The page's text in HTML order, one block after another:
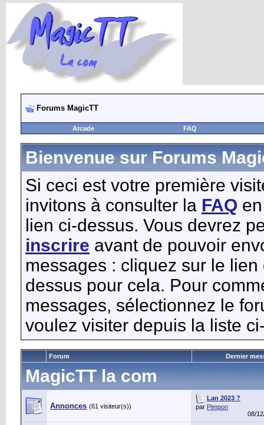
Forums MagicTT
Arcade FAQ
Bienvenue sur Forums
Si ceci est votre première
invitons à consulter la FAQ
lien ci-dessus. Vous devrez
inscrire avant de pouvoir
messages : cliquez sur le
dessus pour cela. Pour
messages, sélectionnez le
voulez visiter depuis la liste
Forum Dernier
MagicTT la com
Annonces (61 visiteur(s))
Lan 2023 ?
par Pimpon
08/